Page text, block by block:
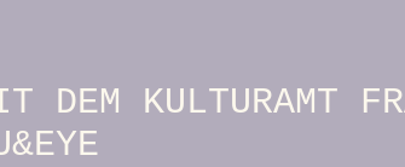
DEM KULTURAMT